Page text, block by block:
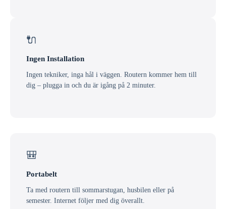
🔌
Ingen Installation
Ingen tekniker, inga hål i väggen. Routern kommer hem till
dig – plugga in och du är igång på 2 minuter.
🎒
Portabelt
Ta med routern till sommarstugan, husbilen eller på
semester. Internet följer med dig överallt.